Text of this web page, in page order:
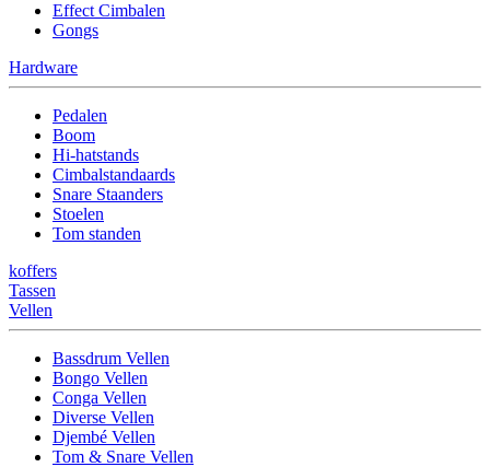
Effect Cimbalen
Gongs
Hardware
Pedalen
Boom
Hi-hatstands
Cimbalstandaards
Snare Staanders
Stoelen
Tom standen
koffers
Tassen
Vellen
Bassdrum Vellen
Bongo Vellen
Conga Vellen
Diverse Vellen
Djembé Vellen
Tom & Snare Vellen